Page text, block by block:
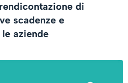
di
scadenze e
aziende